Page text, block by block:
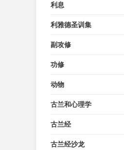
利息
利雅德圣训集
副攻修
功修
动物
古兰和心理学
古兰经
古兰经沙龙